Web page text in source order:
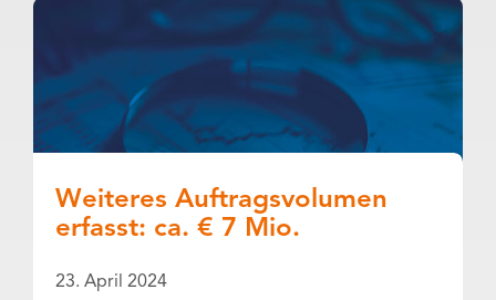
Weiteres Auftragsvolumen
erfasst: ca. € 7 Mio.
23. April 2024